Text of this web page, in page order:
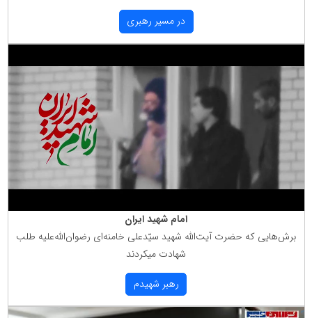
در مسیر رهبری
امام شهید ایران
برش‌هایی كه حضرت آیت‌الله شهید سیّدعلی خامنه‌ای رضوان‌الله‌علیه طلب
شهادت میكردند
رهبر شهیدم